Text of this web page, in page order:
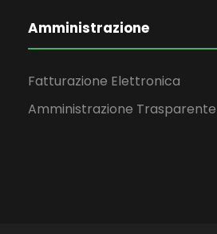
Amministrazione
Fatturazione Elettronica
Amministrazione Trasparente